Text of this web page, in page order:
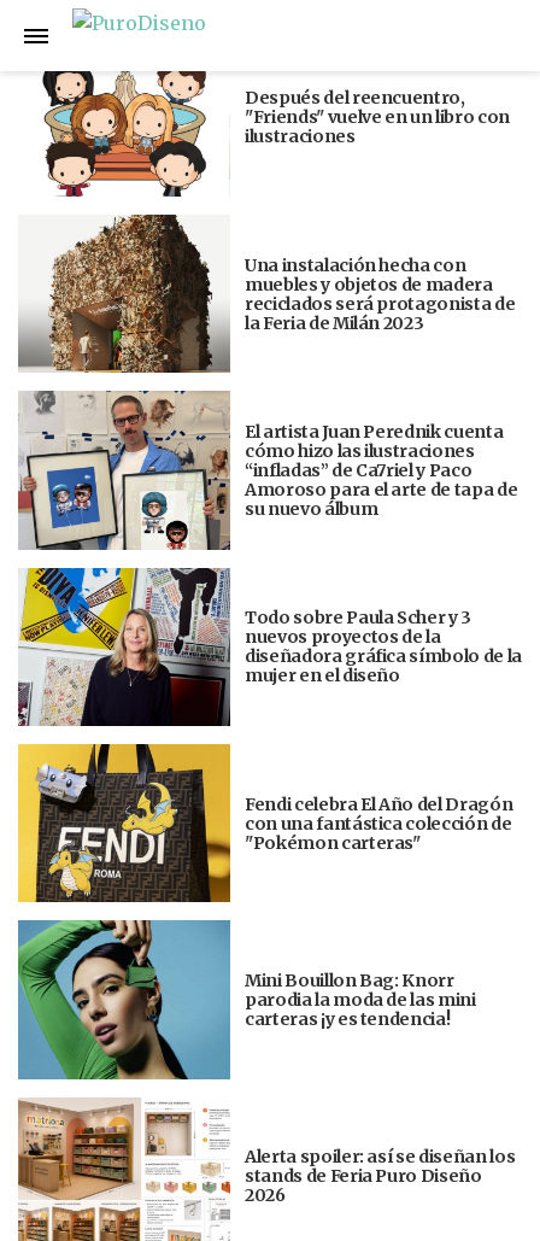
Anterior
Después del reencuentro,
"Friends" vuelve en un libro con
ilustraciones
Una instalación hecha con
muebles y objetos de madera
reciclados será protagonista de
la Feria de Milán 2023
El artista Juan Perednik cuenta
cómo hizo las ilustraciones
“infladas” de Ca7riel y Paco
Amoroso para el arte de tapa de
su nuevo álbum
Todo sobre Paula Scher y 3
nuevos proyectos de la
diseñadora gráfica símbolo de la
mujer en el diseño
Fendi celebra El Año del Dragón
con una fantástica colección de
"Pokémon carteras"
Mini Bouillon Bag: Knorr
parodia la moda de las mini
carteras ¡y es tendencia!
Alerta spoiler: así se diseñan los
stands de Feria Puro Diseño
2026
Siguiente